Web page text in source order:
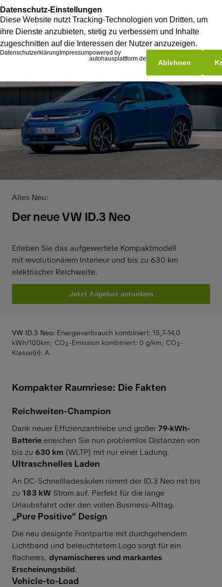
Alles Neu:
Der neue VW ID.3 Neo
Erleben Sie das aufgewertete Kompaktmodell
mit revolutionärem Interieur und bis zu 630 km
elektrischer Reichweite.
Jetzt Angebot anfordern
VW ID.3 Neo: Energieverbrauch kombiniert: 15,7–14,0
kWh/100km; CO₂-Emission kombiniert: 0 g/km; CO₂-
Klasse(n): A.
Kompakter Raumriese: Die Fakten
Reichweiten-Champion
Dank neuer Effizienzantriebe und großer79-kWh-
Batterie erreichen Sie nun problemlos Distanzen von
bis zu 630 km (WLTP) mit nur einer Ladung.
Ultraschnelles Laden
An DC-Schnellladesäulen nimmt der ID.3 Neo mit bis
zu 183 kW Strom auf. Perfekt für die lange
Urlaubsfahrt oder den vollen Business-Alltag.
„Pure Positive“ Design
Die neu designte Frontpartie mit durchgehendem
Lichtband und beleuchtetem Logo sorgt für ein
flacheres, dynamischeres und markantes
Erscheinungsbild.
Vehicle-to-Load